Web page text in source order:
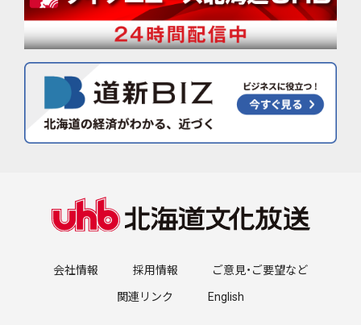
会社情報 採用情報 ご意見・ご要望など
関連リンク English